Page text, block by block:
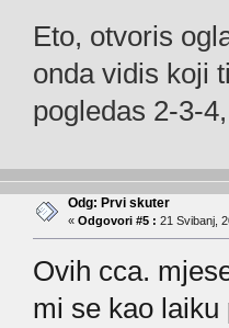
Eto, otvoris
onda vidis koji
pogledas 2-3-
Odg: Prvi skuter
« Odgovori #5 : 21 Svibanj,
Ovih cca.
mi se kao laiku